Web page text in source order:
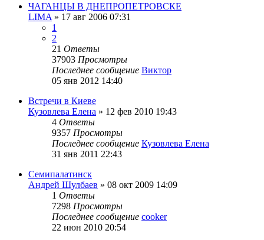
ЧАГАНЦЫ В ДНЕПРОПЕТРОВСКЕ
LIMA » 17 авг 2006 07:31
1
2
21 Ответы
37903 Просмотры
Последнее сообщение Виктор
05 янв 2012 14:40
Встречи в Киеве
Кузовлева Елена » 12 фев 2010 19:43
4 Ответы
9357 Просмотры
Последнее сообщение Кузовлева Елена
31 янв 2011 22:43
Семипалатинск
Андрей Шулбаев » 08 окт 2009 14:09
1 Ответы
7298 Просмотры
Последнее сообщение cooker
22 июн 2010 20:54